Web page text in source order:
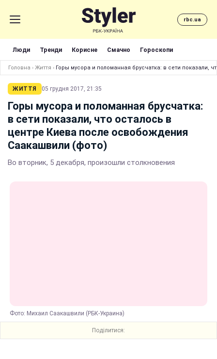
rbc.ua
Люди Тренди Корисне Смачно Гороскопи
Головна › Життя › Горы мусора и поломанная брусчатка: в сети показали,
ЖИТТЯ 05 грудня 2017, 21:35
Горы мусора и поломанная брусчатка:
в сети показали, что осталось в
центре Киева после освобождения
Саакашвили (фото)
Во вторник, 5 декабря, произошли столкновения
Фото: Михаил Саакашвили (РБК-Украина)
Поділитися: